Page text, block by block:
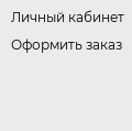
Личный кабинет
Оформить заказ